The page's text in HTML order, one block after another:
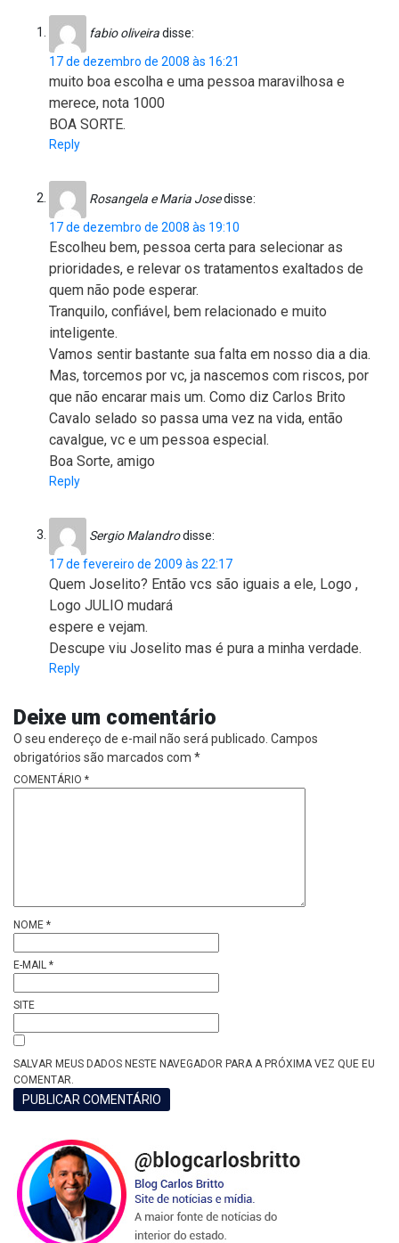
fabio oliveiradisse:
17 de dezembro de 2008 às 16:21
muito boa escolha e uma pessoa maravilhosa e
merece, nota 1000
BOA SORTE.
Reply
Rosangela e Maria Josedisse:
17 de dezembro de 2008 às 19:10
Escolheu bem, pessoa certa para selecionar as
prioridades, e relevar os tratamentos exaltados de
quem não pode esperar.
Tranquilo, confiável, bem relacionado e muito
inteligente.
Vamos sentir bastante sua falta em nosso dia a dia.
Mas, torcemos por vc, ja nascemos com riscos, por
que não encarar mais um. Como diz Carlos Brito
Cavalo selado so passa uma vez na vida, então
cavalgue, vc e um pessoa especial.
Boa Sorte, amigo
Reply
Sergio Malandrodisse:
17 de fevereiro de 2009 às 22:17
Quem Joselito? Então vcs são iguais a ele, Logo ,
Logo JULIO mudará
espere e vejam.
Descupe viu Joselito mas é pura a minha verdade.
Reply
Deixe um comentário
O seu endereço de e-mail não será publicado. Campos
obrigatórios são marcados com *
COMENTÁRIO *
NOME *
E-MAIL *
SITE
SALVAR MEUS DADOS NESTE NAVEGADOR PARA A PRÓXIMA VEZ QUE EU
COMENTAR.